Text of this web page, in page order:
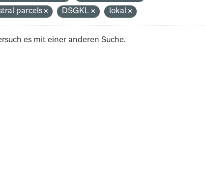
parcels
DSGKL lokal
es mit einer anderen Suche.